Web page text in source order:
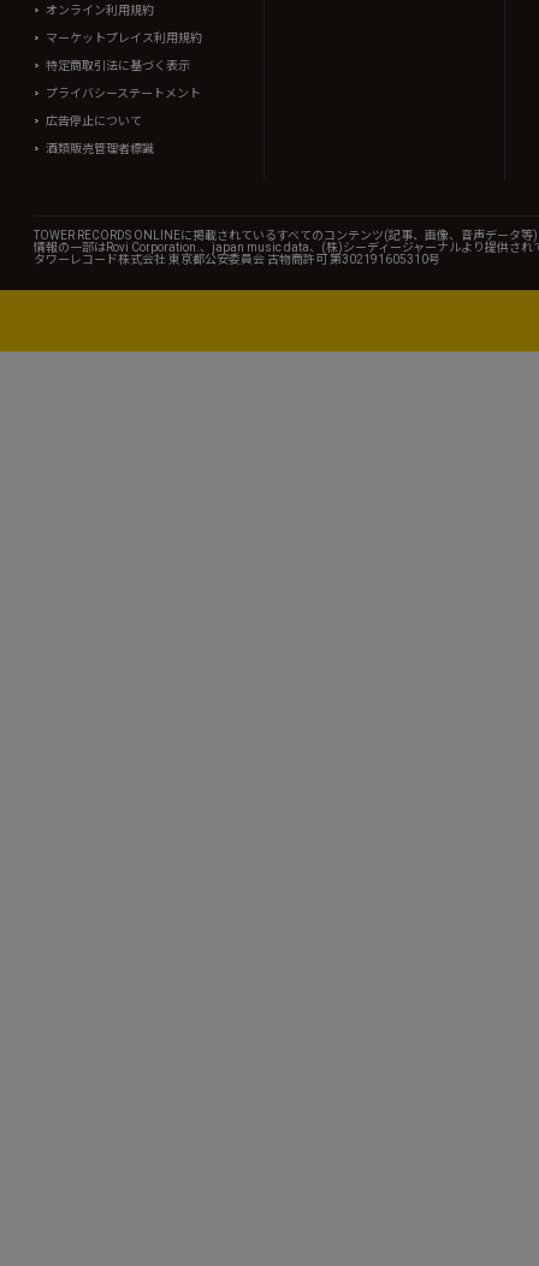
オンライン利用規約
マーケットプレイス利用規約
特定商取引法に基づく表示
プライバシーステートメント
広告停止について
酒類販売管理者標識
TOWER RECORDS ONLINEに掲載されているすべてのコンテンツ(記事、画像、音声データ
情報の一部はRovi Corporation.、japan music data、(株)シーディージャーナルより提供され
タワーレコード株式会社 東京都公安委員会 古物商許可 第302191605310号